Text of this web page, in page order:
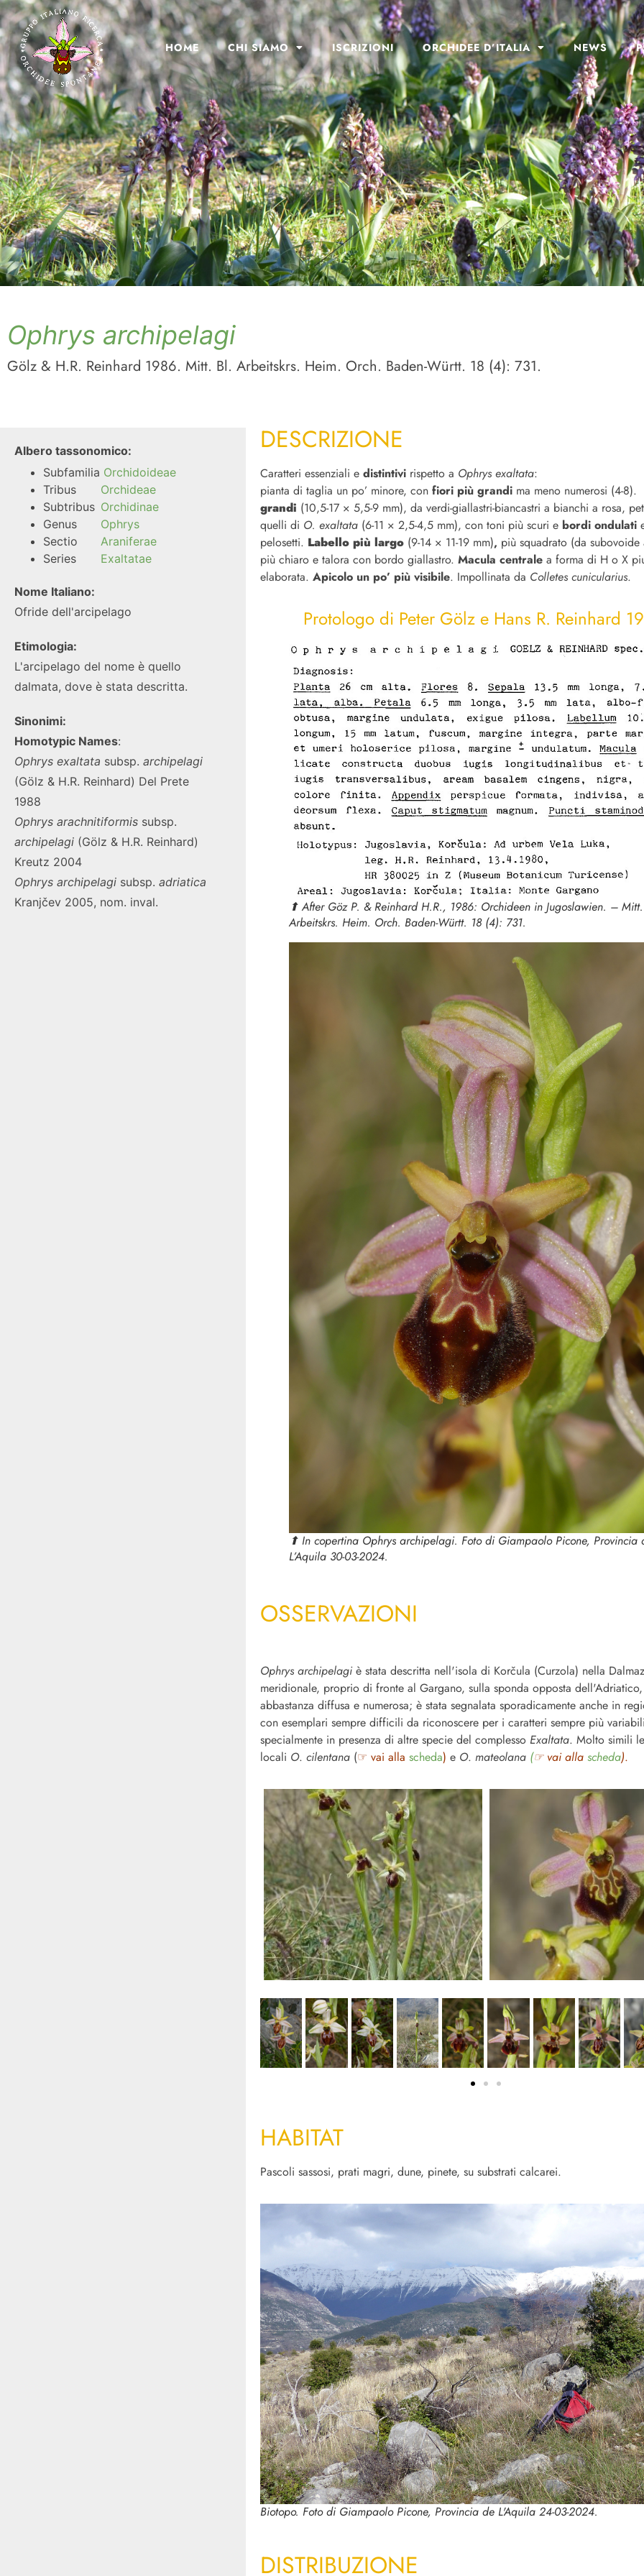
HOME CHI SIAMO ISCRIZIONI ORCHIDEE D’ITALIA NEWS
Ophrys archipelagi
Gölz & H.R. Reinhard 1986. Mitt. Bl. Arbeitskrs. Heim. Orch. Baden-Württ. 18 (4): 731.
Albero tassonomico:
Subfamilia Orchidoideae
Tribus
Orchideae
Subtribus Orchidinae
Genus
Ophrys
Sectio
Araniferae
Series
Exaltatae
Nome Italiano:
Ofride dell'arcipelago
Etimologia:
L'arcipelago del nome è quello
dalmata, dove è stata descritta.
Sinonimi:
Homotypic Names:
Ophrys exaltata subsp. archipelagi
(Gölz & H.R. Reinhard) Del Prete
1988
Ophrys arachnitiformis subsp.
archipelagi (Gölz & H.R. Reinhard)
Kreutz 2004
Ophrys archipelagi subsp. adriatica
Kranjčev 2005, nom. inval.
DESCRIZIONE
Caratteri essenziali e distintivi rispetto a Ophrys exaltata:
pianta di taglia un po’ minore, con fiori più grandi ma meno numerosi (4-8).
grandi (10,5-17 × 5,5-9 mm), da verdi-giallastri-biancastri a bianchi a rosa,
quelli di O. exaltata (6-11 × 2,5-4,5 mm), con toni più scuri e bordi ondulati
pelosetti. Labello più largo (9-14 × 11-19 mm), più squadrato (da
più chiaro e talora con bordo giallastro. Macula centrale a forma di H o X
elaborata. Apicolo un po’ più visibile. Impollinata da Colletes cunicularius.
Protologo di Peter Gölz e Hans R. Reinhard
⬆︎ After Göz P. & Reinhard H.R., 1986: Orchideen in Jugoslawien. –
Arbeitskrs. Heim. Orch. Baden-Württ. 18 (4): 731.
⬆︎ In copertina Ophrys archipelagi. Foto di Giampaolo Picone, Provincia
L’Aquila 30-03-2024.
OSSERVAZIONI
Ophrys archipelagiè stata descritta nell'isola di Korčula (Curzola) nella
meridionale, proprio di fronte al Gargano, sulla sponda opposta
abbastanza diffusa e numerosa; è stata segnalata sporadicamente anche in
con esemplari sempre difficili da riconoscere per i caratteri sempre più
specialmente in presenza di altre specie del complesso Exaltata. Molto simili
locali O. cilentana (☞ vai alla scheda) e O. mateolana (☞ vai alla scheda).
HABITAT
Pascoli sassosi, prati magri, dune, pinete, su substrati calcarei.
Biotopo. Foto di Giampaolo Picone, Provincia de L'Aquila 24-03-2024.
DISTRIBUZIONE